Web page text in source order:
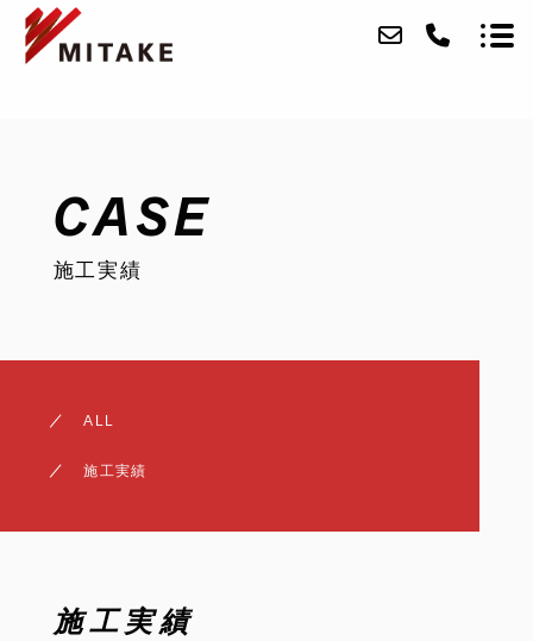
CASE
施工実績
ALL
施工実績
施工実績